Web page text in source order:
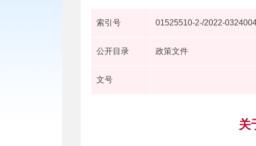
索引号 01525510-2-/2022-
公开目录 政策文件
文号
关